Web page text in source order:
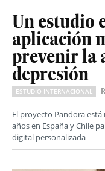
Un estudio
aplicación
prevenir la
depresión
ESTUDIO INTERNACIONAL
El proyecto Pandora está
años en España y Chile
digital personalizada